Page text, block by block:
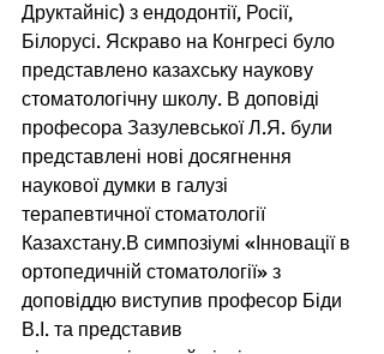
Друктайніс) з ендодонтії, Росії,
Білорусі. Яскраво на Конгресі було
представлено казахську наукову
стоматологічну школу. В доповіді
професора Зазулевської Л.Я. були
представлені нові досягнення
наукової думки в галузі
терапевтичної стоматології
Казахстану.В симпозіумі «Інновації в
ортопедичній стоматології» з
доповіддю виступив професор Біди
В.І. та представив